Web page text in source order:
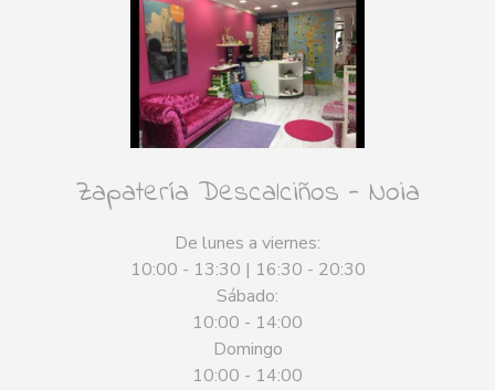
Zapatería Descalciños - Noia
De lunes a viernes:
10:00 - 13:30 | 16:30 - 20:30
Sábado:
10:00 - 14:00
Domingo
10:00 - 14:00